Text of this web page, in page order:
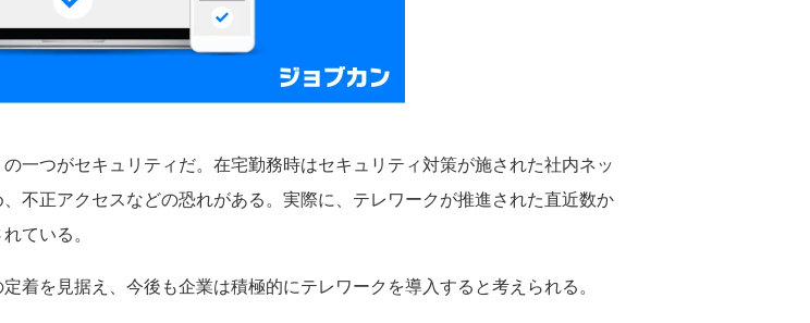
一つがセキュリティだ。在宅勤務時はセキュリティ対策が施された社内ネッ
不正アクセスなどの恐れがある。実際に、テレワークが推進された直近数か
ている。
を見据え、今後も企業は積極的にテレワークを導入すると考えられる。